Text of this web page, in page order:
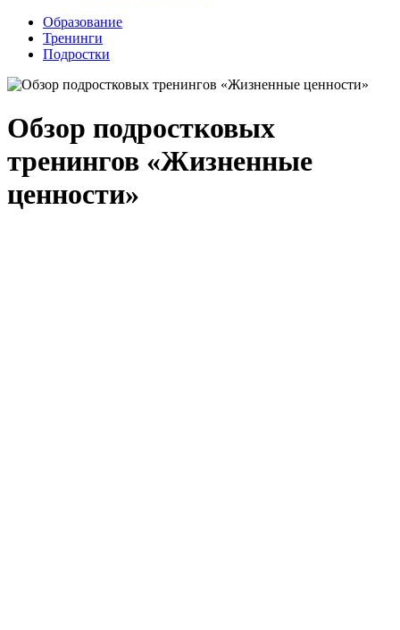
Образование
Тренинги
Подростки
Обзор подростковых
тренингов «Жизненные
ценности»